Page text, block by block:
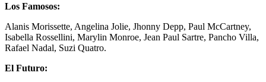
Los Famosos:
Alanis Morissette, Angelina Jolie, Jhonny Depp, Paul McCartney,
Isabella Rossellini, Marylin Monroe, Jean Paul Sartre, Pancho Villa,
Rafael Nadal, Suzi Quatro.
El Futuro: